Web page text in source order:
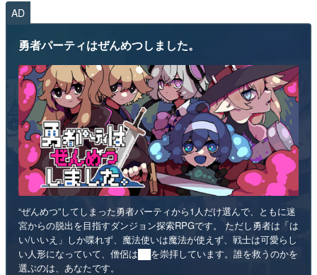
AD
勇者パーティはぜんめつしました。
“ぜんめつ”してしまった勇者パーティから1人だけ選んで、ともに迷
宮からの脱出を目指すダンジョン探索RPGです。 ただし勇者は「は
い/いいえ」しか喋れず、魔法使いは魔法が使えず、戦士は可愛らし
い人形になっていて、僧侶は██を崇拝しています。誰を救うのかを
選ぶのは、あなたです。